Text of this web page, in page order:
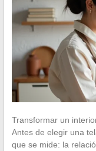
Transformar un
Antes de elegir una
que se mide: la